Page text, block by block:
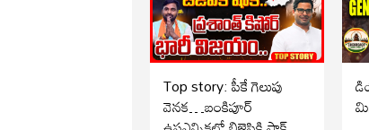
Top story: పీకే గెలుపు
వెనక…బంకిపూర్